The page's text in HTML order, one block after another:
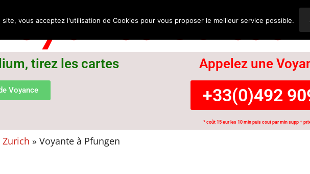
Suisse
tirez les cartes
Voyance
Appelez une
+33(0)492
* coût 15 eur les 10 min puis cout par min supp +
» Voyante à Pfungen
vous acceptez l'utilisation de Cookies pour vous proposer le meilleur service possible.